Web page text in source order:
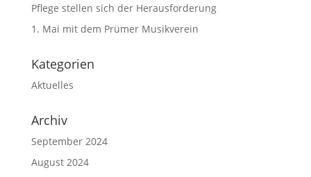
Pflege stellen sich der Herausforderung
1. Mai mit dem Prümer Musikverein
Kategorien
Aktuelles
Archiv
September 2024
August 2024